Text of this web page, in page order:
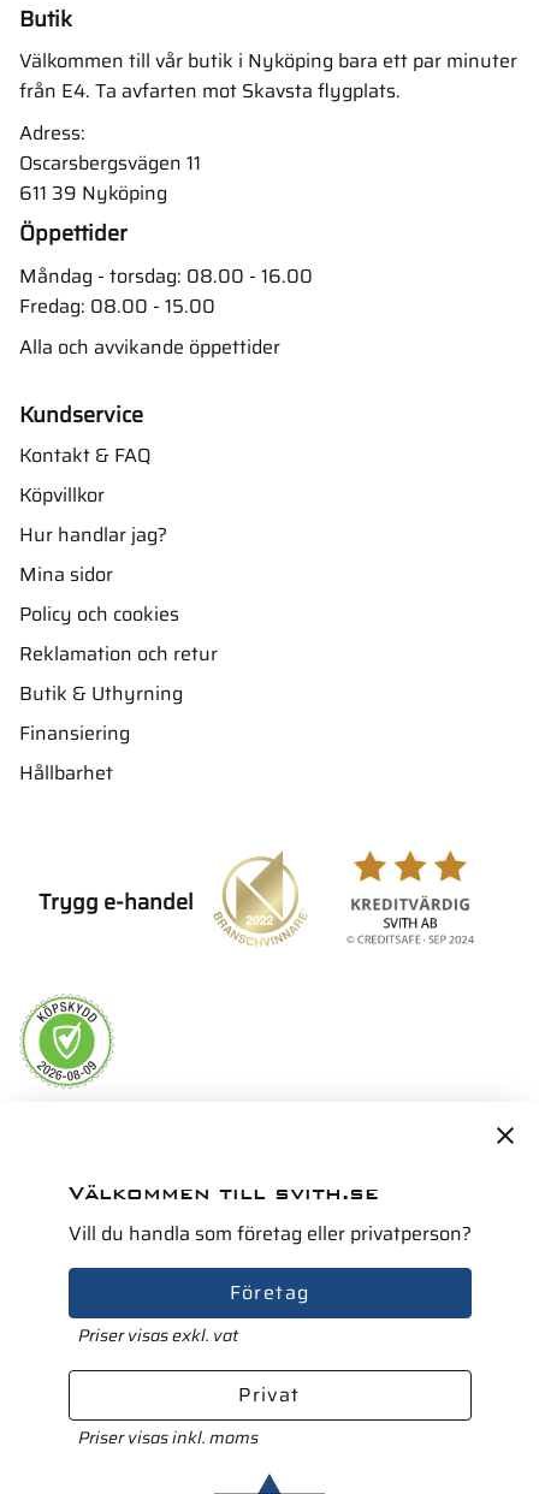
Butik
Välkommen till vår butik i Nyköping bara ett par minuter
från E4. Ta avfarten mot Skavsta flygplats.
Adress:
Oscarsbergsvägen 11
611 39 Nyköping
Öppettider
Måndag - torsdag: 08.00 - 16.00
Fredag: 08.00 - 15.00
Alla och avvikande öppettider
Kundservice
Kontakt & FAQ
Köpvillkor
Hur handlar jag?
Mina sidor
Policy och cookies
Reklamation och retur
Butik & Uthyrning
Finansiering
Hållbarhet
Trygg e-handel
Välkommen till svith.se
Vill du handla som företag eller privatperson?
Företag
Priser visas exkl. vat
Privat
Priser visas inkl. moms